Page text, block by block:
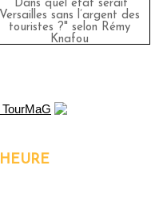
"Dans quel état serait
Versailles sans l’argent des
touristes ?" selon Rémy
Knafou
HEURE